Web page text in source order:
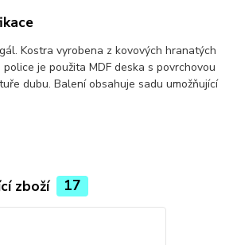
Kostra vyrobena z kovových hranatých
je použita MDF deska s povrchovou
dubu. Balení obsahuje sadu umožňující
zboží 17